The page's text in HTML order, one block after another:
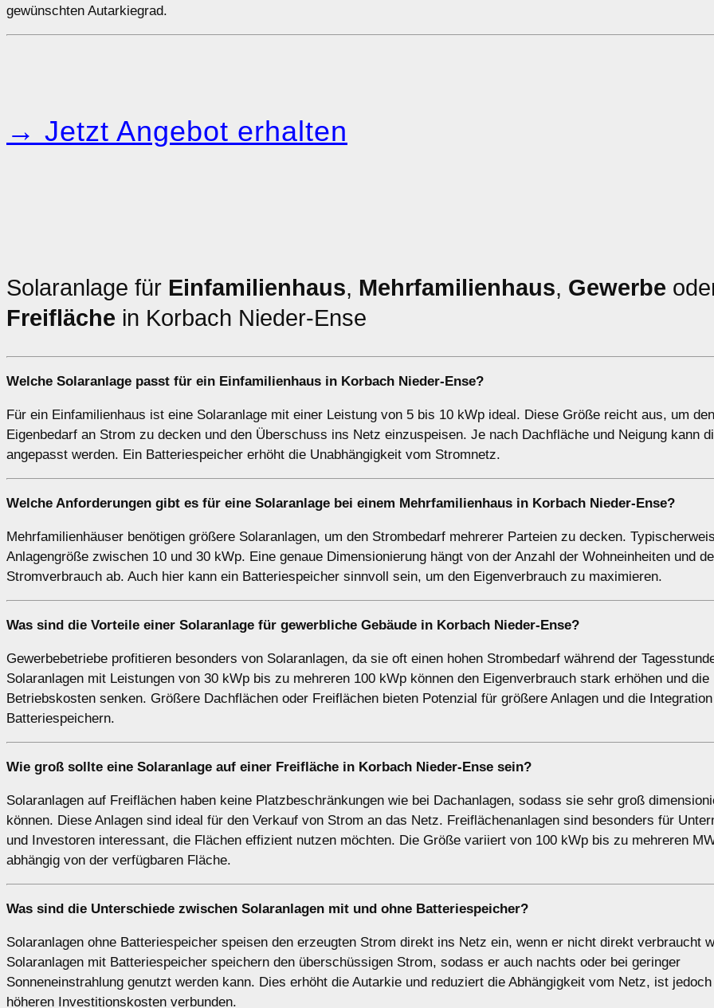
gewünschten Autarkiegrad.
→ Jetzt Angebot erhalten
Solaranlage für Einfamilienhaus, Mehrfamilienhaus, Gewerbe
Freifläche in Korbach Nieder-Ense
Welche Solaranlage passt für ein Einfamilienhaus in Korbach Nieder-Ense?
Für ein Einfamilienhaus ist eine Solaranlage mit einer Leistung von 5 bis 10 kWp ideal. Diese Größe reicht aus, um den
Eigenbedarf an Strom zu decken und den Überschuss ins Netz einzuspeisen. Je nach Dachfläche und Neigung kann
angepasst werden. Ein Batteriespeicher erhöht die Unabhängigkeit vom Stromnetz.
Welche Anforderungen gibt es für eine Solaranlage bei einem Mehrfamilienhaus in Korbach Nieder-Ense?
Mehrfamilienhäuser benötigen größere Solaranlagen, um den Strombedarf mehrerer Parteien zu decken.
Anlagengröße zwischen 10 und 30 kWp. Eine genaue Dimensionierung hängt von der Anzahl der Wohneinheiten und
Stromverbrauch ab. Auch hier kann ein Batteriespeicher sinnvoll sein, um den Eigenverbrauch zu maximieren.
Was sind die Vorteile einer Solaranlage für gewerbliche Gebäude in Korbach Nieder-Ense?
Gewerbebetriebe profitieren besonders von Solaranlagen, da sie oft einen hohen Strombedarf während der
Solaranlagen mit Leistungen von 30 kWp bis zu mehreren 100 kWp können den Eigenverbrauch stark erhöhen und die
Betriebskosten senken. Größere Dachflächen oder Freiflächen bieten Potenzial für größere Anlagen und die
Batteriespeichern.
Wie groß sollte eine Solaranlage auf einer Freifläche in Korbach Nieder-Ense sein?
Solaranlagen auf Freiflächen haben keine Platzbeschränkungen wie bei Dachanlagen, sodass sie sehr groß
können. Diese Anlagen sind ideal für den Verkauf von Strom an das Netz. Freiflächenanlagen sind besonders für
und Investoren interessant, die Flächen effizient nutzen möchten. Die Größe variiert von 100 kWp bis zu mehreren
abhängig von der verfügbaren Fläche.
Was sind die Unterschiede zwischen Solaranlagen mit und ohne Batteriespeicher?
Solaranlagen ohne Batteriespeicher speisen den erzeugten Strom direkt ins Netz ein, wenn er nicht direkt verbraucht
Solaranlagen mit Batteriespeicher speichern den überschüssigen Strom, sodass er auch nachts oder bei geringer
Sonneneinstrahlung genutzt werden kann. Dies erhöht die Autarkie und reduziert die Abhängigkeit vom Netz, ist
höheren Investitionskosten verbunden.